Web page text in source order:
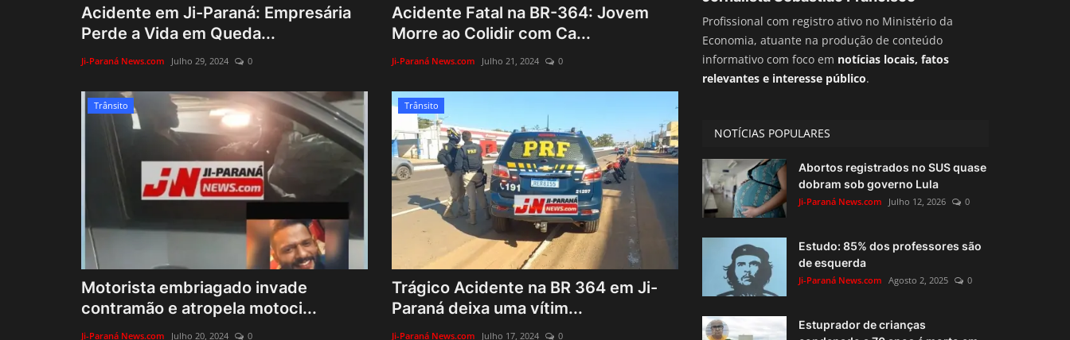
Acidente em Ji-Paraná: Empresária
Perde a Vida em Queda...
Ji-Paraná News.com Julho 29, 2024 0
Acidente Fatal na BR-364: Jovem
Morre ao Colidir com Ca...
Ji-Paraná News.com Julho 21, 2024 0
Trânsito
Motorista embriagado invade
contramão e atropela motoci...
Ji-Paraná News.com Julho 20, 2024 0
Trânsito
Trágico Acidente na BR 364 em Ji-
Paraná deixa uma vítim...
Ji-Paraná News.com Julho 17, 2024 0
Profissional com registro ativo no Ministério da
Economia, atuante na produção de conteúdo
informativo com foco em notícias locais, fatos
relevantes e interesse público.
NOTÍCIAS POPULARES
Abortos registrados no SUS quase
dobram sob governo Lula
Ji-Paraná News.com Julho 12, 2026 0
Estudo: 85% dos professores são
de esquerda
Ji-Paraná News.com Agosto 2, 2025 0
Estuprador de crianças